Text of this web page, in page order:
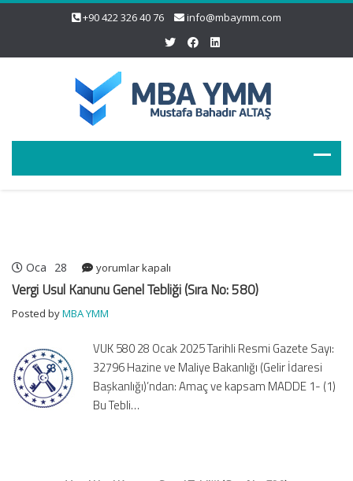
+90 422 326 40 76 info@mbaymm.com
Oca 28
Vergi
Usul
Genel
(Sıra
No:
580)
için
yorumlar kapalı
Vergi Usul Kanunu Genel Tebliği (Sıra No: 580)
Posted byMBA YMM
VUK 580 28 Ocak 2025 Tarihli Resmi Gazete Sayı:
32796 Hazine ve Maliye Bakanlığı (Gelir İdaresi
Başkanlığı)’ndan: Amaç ve kapsam MADDE 1- (1)
Bu Tebli…